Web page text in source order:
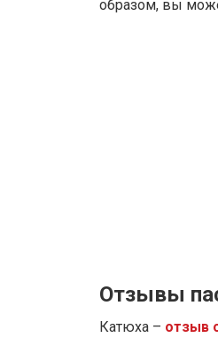
образом, вы
Отзывы
Катюха – отзыв